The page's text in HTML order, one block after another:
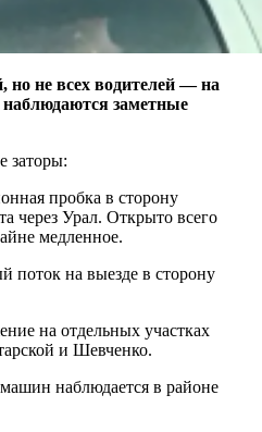
но не всех водителей — на
наблюдаются заметные
заторы:
пробка в сторону
через Урал. Открыто всего
медленное.
поток на выезде в сторону
на отдельных участках
и Шевченко.
наблюдается в районе